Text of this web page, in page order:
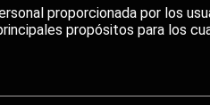
proporcionada por los
propósitos para los